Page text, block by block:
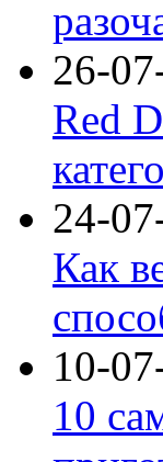
26-
Red
24-
Как
10-
10